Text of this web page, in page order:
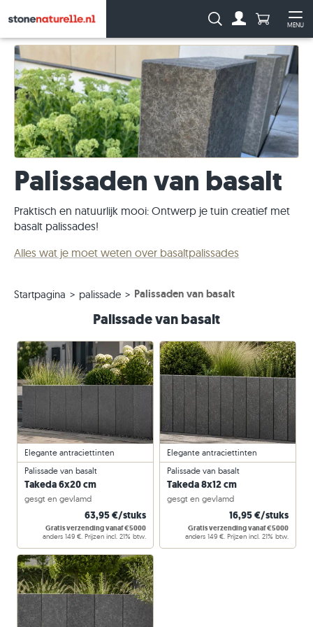
MENU
Zoeken: Aantal
Palissaden van basalt
Praktisch en natuurlijk mooi: Ontwerp je tuin creatief met
basalt palissades!
Alles wat je moet weten over basaltpalissades
Startpagina palissade Palissaden van basalt
Palissade van basalt
Palissade van basalt
Takeda 6x20 cm
gesgt en gevlamd
63,95 €/stuks
Gratis verzending vanaf €5000
anders 149 €. Prijzen incl. 21% btw.
Elegante antraciettinten
Palissade van basalt
Takeda 8x12 cm
gesgt en gevlamd
16,95 €/stuks
Gratis verzending vanaf €5000
anders 149 €. Prijzen incl. 21% btw.
Elegante antraciettinten